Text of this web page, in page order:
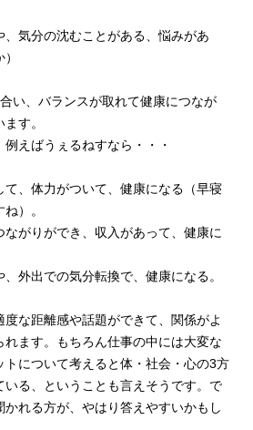
気分の沈むことがある、悩みがあ
い、バランスが取れて健康につなが
す。
えばうぇるねすなら・・・
て、体力がついて、健康になる（早寝
）。
ながりができ、収入があって、健康に
、外出での気分転換で、健康になる。
な距離感や話題ができて、関係がよ
れます。もちろん仕事の中には大変な
トについて考えると体・社会・心の3方
いる、ということも言えそうです。で
かれる方が、やはり答えやすいかもし